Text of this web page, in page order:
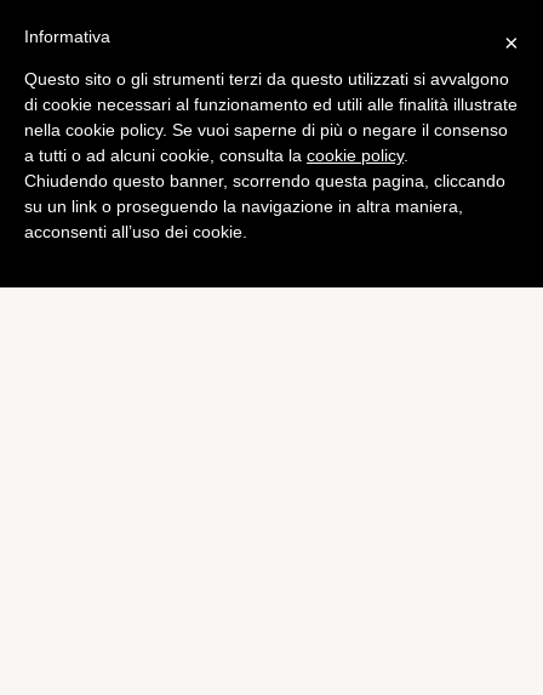
Cronaca
Expo 2015, Renzi: “Oggi
inizia il nostro domani”. Il
Papa: “Una grande sfida”
diRedazione
×
Informativa
Questo sito o gli strumenti terzi da questo utilizzati si avvalgono
di cookie necessari al funzionamento ed utili alle finalità illustrate
nella cookie policy. Se vuoi saperne di più o negare il consenso
a tutti o ad alcuni cookie, consulta la cookie policy.
Chiudendo questo banner, scorrendo questa pagina, cliccando
su un link o proseguendo la navigazione in altra maniera,
acconsenti all’uso dei cookie.